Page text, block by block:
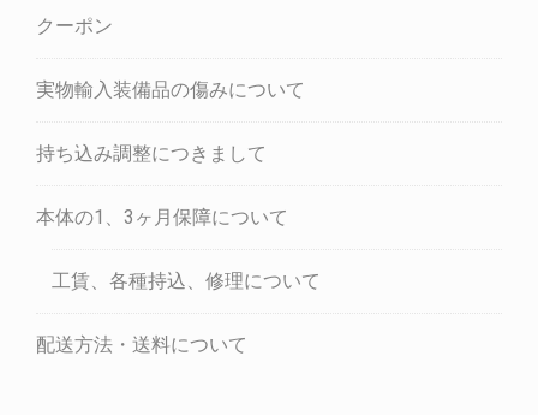
クーポン
実物輸入装備品の傷みについて
持ち込み調整につきまして
本体の1、3ヶ月保障について
工賃、各種持込、修理について
配送方法・送料について